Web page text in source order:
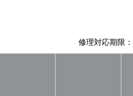
修理対応期限：